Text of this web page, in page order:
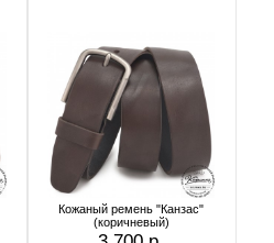
Кожаный ремень "Канзас"
(коричневый)